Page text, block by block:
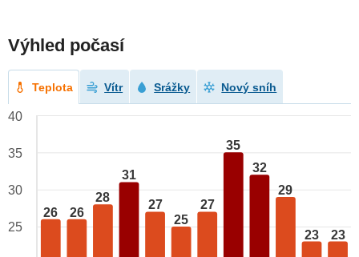
Výhled počasí
Teplota Vítr Srážky Nový sníh
26 26
28
31
27
25
27
35
32
29
23 23
40
35
30
25